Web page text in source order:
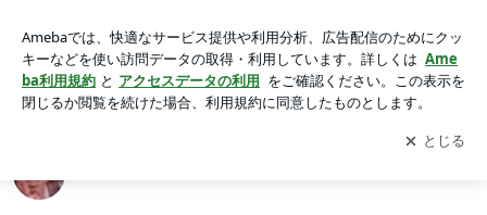
アプリをダウンロードして ブログの更新通知
を受け取りまし
ょう。
開く